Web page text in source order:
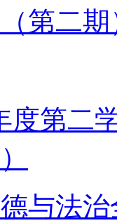
第二期
度第二
与法